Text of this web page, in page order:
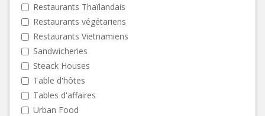
Restaurants Thaïlandais
Restaurants végétariens
Restaurants Vietnamiens
Sandwicheries
Steack Houses
Table d'hôtes
Tables d'affaires
Urban Food